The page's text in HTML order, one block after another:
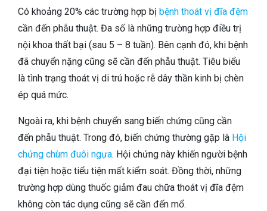
Có khoảng 20% các trường hợp bị bệnh thoát vị đĩa đệm
cần đến phẫu thuật. Đa số là những trường hợp điều trị
nội khoa thất bại (sau 5 – 8 tuần). Bên cạnh đó, khi bệnh
đã chuyển nặng cũng sẽ cần đến phẫu thuật. Tiêu biểu
là tình trạng thoát vị di trú hoặc rễ dây thần kinh bị chèn
ép quá mức.
Ngoài ra, khi bệnh chuyển sang biến chứng cũng cần
đến phẫu thuật. Trong đó, biến chứng thường gặp là Hội
chứng chùm đuôi ngựa. Hội chứng này khiến người bệnh
đại tiện hoặc tiểu tiện mất kiểm soát. Đồng thời, những
trường hợp dùng thuốc giảm đau chữa thoát vị đĩa đệm
không còn tác dụng cũng sẽ cần đến mổ.